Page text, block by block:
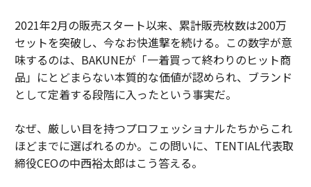
2021年2月の販売スタート以来、累計販売枚数は200万
セットを突破し、今なお快進撃を続ける。この数字が意
味するのは、BAKUNEが「一着買って終わりのヒット商
品」にとどまらない本質的な価値が認められ、ブランド
として定着する段階に入ったという事実だ。
なぜ、厳しい目を持つプロフェッショナルたちからこれ
ほどまでに選ばれるのか。この問いに、TENTIAL代表取
締役CEOの中西裕太郎はこう答える。